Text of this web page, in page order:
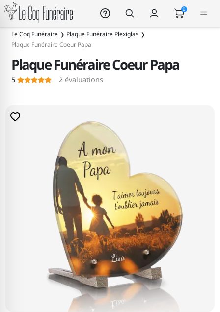
Le Coq Funéraire 0
Le Coq Funéraire
Plaque Funéraire Plexiglas
Plaque Funéraire Coeur Papa
Plaque Funéraire Coeur Papa
5 2 évaluations